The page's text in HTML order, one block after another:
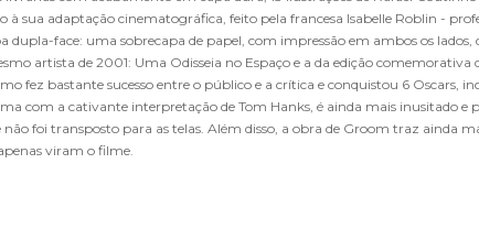
sua adaptação cinematográfica, feito pela francesa Isabelle Roblin -
face: uma sobrecapa de papel, com impressão em ambos os lados,
artista de 2001: Uma Odisseia no Espaço e a da edição comemorativa
fez bastante sucesso entre o público e a crítica e conquistou 6 Oscars,
com a cativante interpretação de Tom Hanks, é ainda mais inusitado e
foi transposto para as telas. Além disso, a obra de Groom traz ainda
viram o filme.